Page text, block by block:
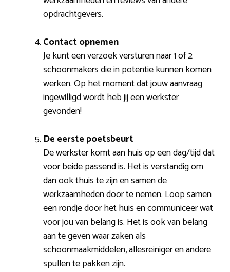
opdrachtgevers.
Contact opnemen
Je kunt een verzoek versturen naar 1 of 2
schoonmakers die in potentie kunnen komen
werken. Op het moment dat jouw aanvraag
ingewilligd wordt heb jij een werkster
gevonden!
De eerste poetsbeurt
De werkster komt aan huis op een dag/tijd dat
voor beide passend is. Het is verstandig om
dan ook thuis te zijn en samen de
werkzaamheden door te nemen. Loop samen
een rondje door het huis en communiceer wat
voor jou van belang is. Het is ook van belang
aan te geven waar zaken als
schoonmaakmiddelen, allesreiniger en andere
spullen te pakken zijn.